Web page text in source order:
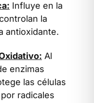
Influye en la
la
antioxidante.
Al
enzimas
las células
radicales